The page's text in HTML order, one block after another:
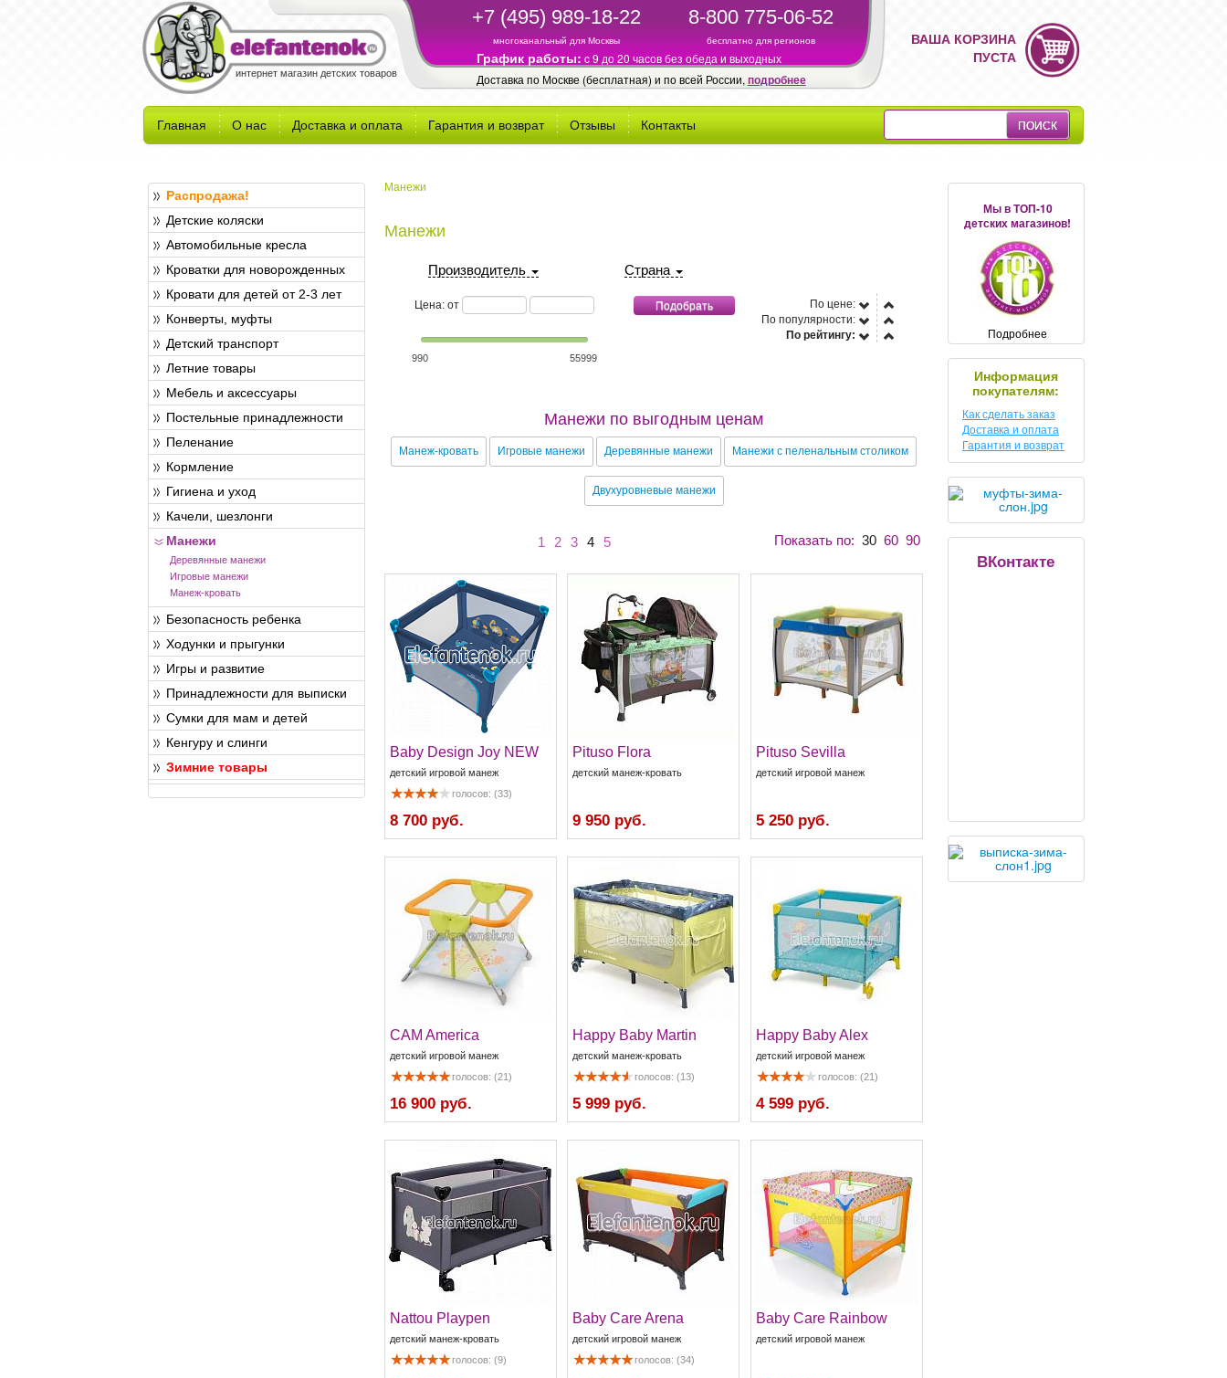
интернет магазин детских товаров
+7 (495) 989-18-22
многоканальный для Москвы
8-800 775-06-52
бесплатно для регионов
График работы: c 9 до 20 часов без обеда и выходных
Доставка по Москве (бесплатная) и по всей России, подробнее
ВАША КОРЗИНА
ПУСТА
Главная О нас Доставка и оплата Гарантия и возврат Отзывы Контакты
Распродажа!
Детские коляски
Автомобильные кресла
Кроватки для новорожденных
Кровати для детей от 2-3 лет
Конверты, муфты
Детский транспорт
Летние товары
Мебель и аксессуары
Постельные принадлежности
Пеленание
Кормление
Гигиена и уход
Качели, шезлонги
Манежи
Деревянные манежи
Игровые манежи
Манеж-кровать
Безопасность ребенка
Ходунки и прыгунки
Игры и развитие
Принадлежности для выписки
Сумки для мам и детей
Кенгуру и слинги
Зимние товары
Манежи
Манежи
Производитель Страна
Цена: от минимальная стоимостьмаксимальная стоимость
990 55999
По цене:
По популярности:
По рейтингу:
Манежи по выгодным ценам
Манеж-кровать Игровые манежи Деревянные манежи Манежи с пеленальным столиком
Двухуровневые манежи
1 2 3 4 5 Показать по: 30 60 90
Baby Design Joy NEW Pituso Flora Pituso Sevilla
детский игровой манеж
голосов: (33)
детский манеж-кровать детский игровой манеж
8 700 руб. 9 950 руб. 5 250 руб.
CAM America Happy Baby Martin Happy Baby Alex
детский игровой манеж
голосов: (21)
детский манеж-кровать
голосов: (13)
детский игровой манеж
голосов: (21)
16 900 руб. 5 999 руб. 4 599 руб.
Nattou Playpen Baby Care Arena Baby Care Rainbow
детский манеж-кровать
голосов: (9)
детский игровой манеж
голосов: (34)
детский игровой манеж
Мы в ТОП-10
детских магазинов!
Подробнее
Информация
покупателям:
Как сделать заказ
Доставка и оплата
Гарантия и возврат
ВКонтакте